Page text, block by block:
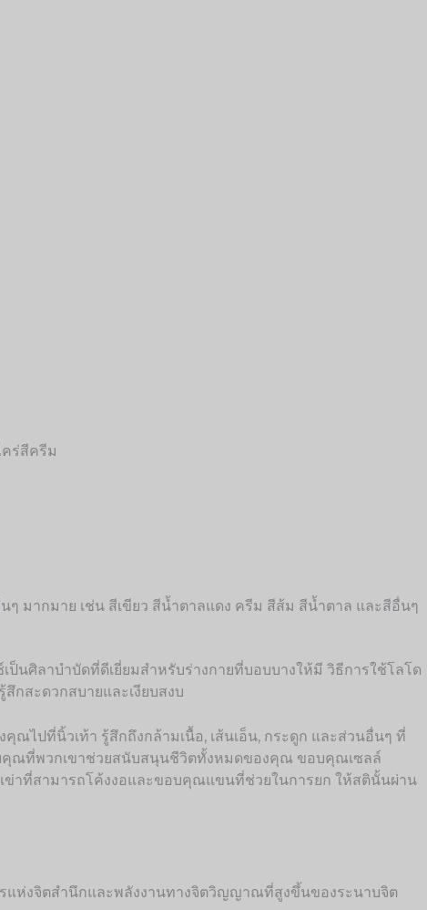
ร่สีครีม
มากมาย เช่น สีเขียว สีน้ำตาลแดง ครีม สีส้ม สีน้ำตาล และสีอื่นๆ
นศิลาบำบัดที่ดีเยี่ยมสำหรับร่างกายที่บอบบางให้มี วิธีการใช้โลโด
สะดวกสบายและเงียบสงบ
ไปที่นิ้วเท้า รู้สึกถึงกล้ามเนื้อ, เส้นเอ็น, กระดูก และส่วนอื่นๆ ที่
ณที่พวกเขาช่วยสนับสนุนชีวิตทั้งหมดของคุณ ขอบคุณเซลล์
าที่สามารถโค้งงอและขอบคุณแขนที่ช่วยในการยก ให้สตินั้นผ่าน
แห่งจิตสำนึกและพลังงานทางจิตวิญญาณที่สูงขึ้นของระนาบจิต